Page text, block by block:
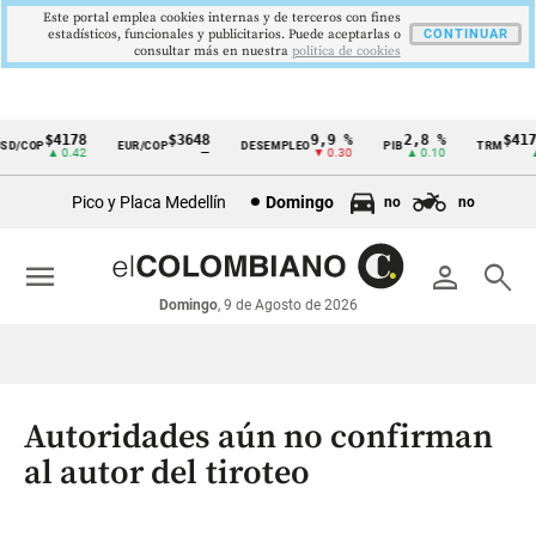
Cintillo
económicos
Colombia
COP$4178
▲ 0.42
EUR/COP$3648 DESEMPLEO 9,9 %
▼ 0.30
PIB2,8 %
▲ 0.10
TRM
▲
Pico y Placa Medellín Domingo no no
person search
Domingo, 9 de Agosto de 2026
menu
Autoridades aún no confirman
al autor del tiroteo
Este portal emplea cookies internas y de terceros con fines
estadísticos, funcionales y publicitarios. Puede aceptarlas o
consultar más en nuestra politica de cookies
CONTINUAR